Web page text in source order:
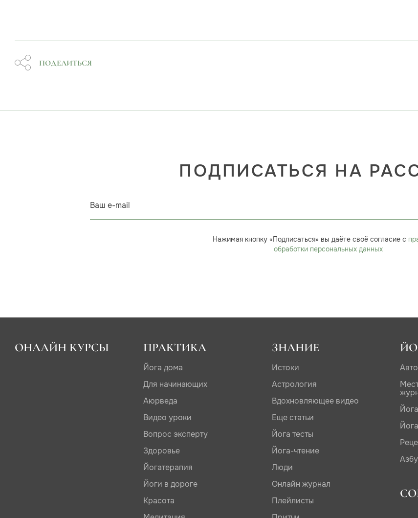
ПОДЕЛИТЬСЯ
ПОДПИСАТЬСЯ НА
Ваш e-mail
Нажимая кнопку «Подписаться» вы даёте своё согласие с
обработки персональных данных
ОНЛАЙН КУРСЫ ПРАКТИКА
Йога дома
Для начинающих
Аюрведа
Видео уроки
Вопрос эксперту
Здоровье
Йогатерапия
Йоги в дороге
Красота
ЗНАНИЕ
Истоки
Астрология
Вдохновляющее видео
Еще статьи
Йога тесты
Йога-чтение
Люди
Онлайн журнал
Плейлисты